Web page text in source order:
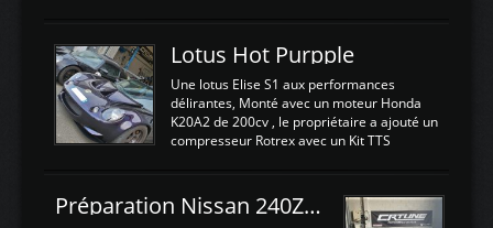
est temps de brancher le ...
légere découpe du plastique inferieur,
negénant en rien la structure ou le
fonctionnement du fond plat. Une
reprogrammation Stage 2 est faite sur le
calculateur d'origine. Une alternative
économique au passage sur Hondata
d'origine 310cv et 400Nn , Une fois
reprogrammé et les ...
Lotus Hot Purpple
Une lotus Elise S1 aux performances
délirantes, Monté avec un moteur Honda
K20A2 de 200cv , le propriétaire a ajouté un
compresseur Rotrex avec un Kit TTS
d'augmenter la puissance de son moteur:
un watercooler a été ajouté. 300Cv sans
Préparation Nissan 240Z SR20DET